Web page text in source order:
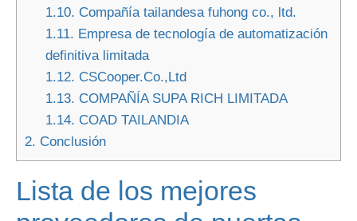
1.10. Compañía tailandesa fuhong co., ltd.
1.11. Empresa de tecnología de automatización
definitiva limitada
1.12. CSCooper.Co.,Ltd
1.13. COMPAÑÍA SUPA RICH LIMITADA
1.14. COAD TAILANDIA
2. Conclusión
Lista de los mejores